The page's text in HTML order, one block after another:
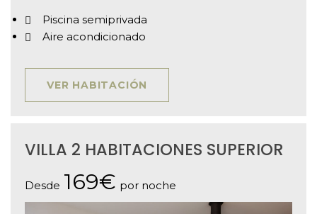
Piscina semiprivada
Aire acondicionado
VER HABITACIÓN
VILLA 2 HABITACIONES SUPERIOR
Desde 169€ por noche